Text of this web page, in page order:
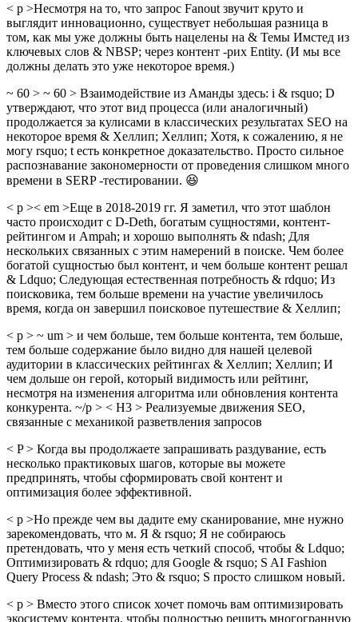
< p >Несмотря на то, что запрос Fanout звучит круто и
выглядит инновационно, существует небольшая разница в
том, как мы уже должны быть нацелены на & Темы Имстед из
ключевых слов & NBSP; через контент -рих Entity. (И мы все
должны делать это уже некоторое время.)
~ 60 > ~ 60 > Взаимодействие из Аманды здесь: i & rsquo; D
утверждают, что этот вид процесса (или аналогичный)
продолжается за кулисами в классических результатах SEO на
некоторое время & Хеллип; Хеллип; Хотя, к сожалению, я не
могу rsquo; t есть конкретное доказательство. Просто сильное
распознавание закономерности от проведения слишком много
времени в SERP -тестировании. 😆
< p >< em >Еще в 2018-2019 гг. Я заметил, что этот шаблон
часто происходит с D-Deth, богатым сущностями, контент-
рейтингом и Ampah; и хорошо выполнять & ndash; Для
нескольких связанных с этим намерений в поиске. Чем более
богатой сущностью был контент, и чем больше контент решал
& Ldquo; Следующая естественная потребность & rdquo; Из
поисковика, тем больше времени на участие увеличилось
время, когда он завершил поисковое путешествие & Хеллип;
< p > ~ um > и чем больше, тем больше контента, тем больше,
тем больше содержание было видно для нашей целевой
аудитории в классических рейтингах & Хеллип; Хеллип; И
чем дольше он герой, который видимость или рейтинг,
несмотря на изменения алгоритма или обновления контента
конкурента. ~/p > < H3 > Реализуемые движения SEO,
связанные с механикой разветвления запросов
< P > Когда вы продолжаете запрашивать раздувание, есть
несколько практиковых шагов, которые вы можете
предпринять, чтобы сформировать свой контент и
оптимизация более эффективной.
< p >Но прежде чем вы дадите ему сканирование, мне нужно
зарекомендовать, что м. Я & rsquo; Я не собираюсь
претендовать, что у меня есть четкий способ, чтобы & Ldquo;
Оптимизировать & rdquo; для Google & rsquo; S AI Fashion
Query Process & ndash; Это & rsquo; S просто слишком новый.
< p > Вместо этого список хочет помочь вам оптимизировать
экосистему контента, чтобы полностью решить многогранную